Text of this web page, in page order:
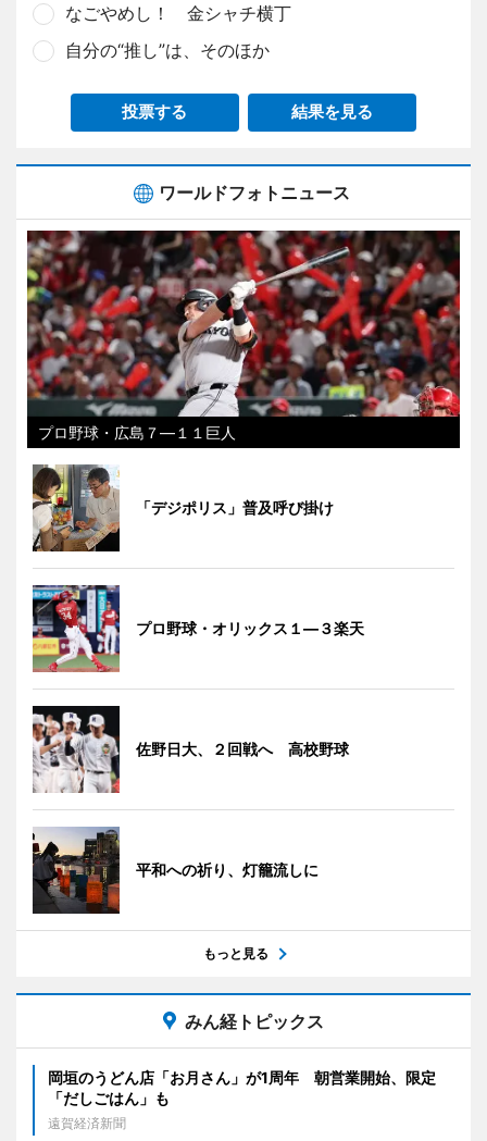
なごやめし！ 金シャチ横丁
自分の“推し”は、そのほか
投票する 結果を見る
ワールドフォトニュース
プロ野球・広島７―１１巨人
「デジポリス」普及呼び掛け
プロ野球・オリックス１―３楽天
佐野日大、２回戦へ 高校野球
平和への祈り、灯籠流しに
もっと見る
みん経トピックス
岡垣のうどん店「お月さん」が1周年 朝営業開始、限定
「だしごはん」も
遠賀経済新聞